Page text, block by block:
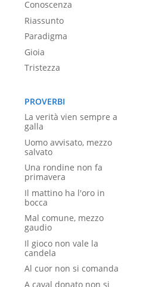
Conoscenza
Riassunto
Paradigma
Gioia
Tristezza
PROVERBI
La verità vien sempre a
galla
Uomo avvisato, mezzo
salvato
Una rondine non fa
primavera
Il mattino ha l'oro in
bocca
Mal comune, mezzo
gaudio
Il gioco non vale la
candela
Al cuor non si comanda
A caval donato non si